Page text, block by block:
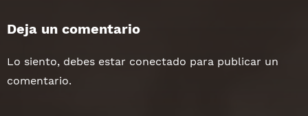
Deja un comentario
Lo siento, debes estar conectado para publicar un
comentario.